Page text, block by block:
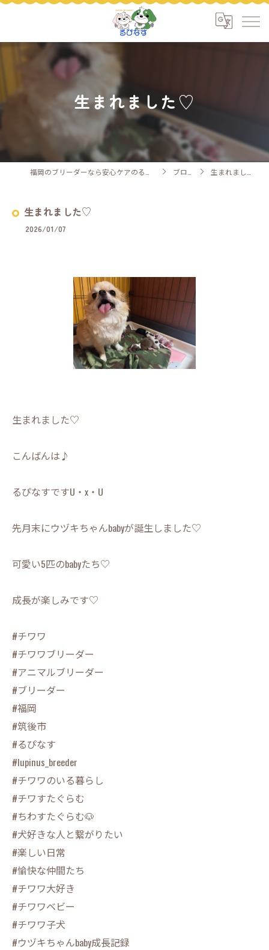
生まれました♡
ブログ 生まれました♡
生まれました♡
2026/01/07
生まれました♡
こんばんは♪
るぴなすですU・x・U
先月末にウヅキちゃんbabyが誕生しました♡
可愛い5匹のbabyたち♡
成長が楽しみです♡
#チワワ
#チワワブリーダー
#アニマルブリーダー
#ブリーダー
#福岡
#筑後市
#るぴなす
#lupinus_breeder
#チワワのいる暮らし
#チワすたぐらむ
#ちわすたぐらむ🐶
#犬好きな人と繋がりたい
#楽しい日常
#愉快な仲間たち
#チワワ大好き
#チワワベビー
#チワワ子犬
#ウヅキちゃんbaby成長記録